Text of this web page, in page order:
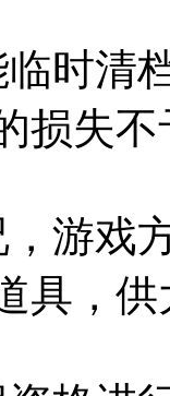
时清
损失
游戏
具，